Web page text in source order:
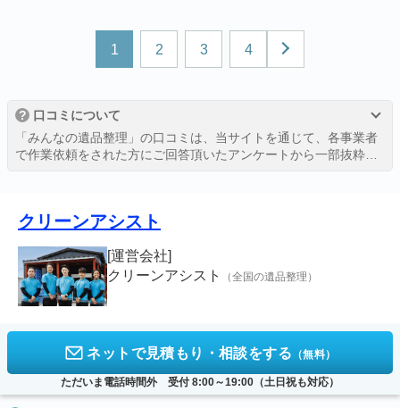
1 2 3 4
? 口コミについて
「みんなの遺品整理」の口コミは、当サイトを通じて、各事業者
で作業依頼をされた方にご回答頂いたアンケートから一部抜粋し
クリーンアシスト
[運営会社]
クリーンアシスト
（全国の遺品整理）
ネットで見積もり・相談をする （無料）
ただいま電話時間外 受付 8:00～19:00（土日祝も対応）